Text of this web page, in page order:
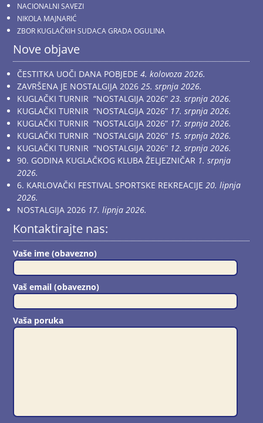
NACIONALNI SAVEZI
NIKOLA MAJNARIĆ
ZBOR KUGLAČKIH SUDACA GRADA OGULINA
Nove objave
ČESTITKA UOČI DANA POBJEDE 4. kolovoza 2026.
ZAVRŠENA JE NOSTALGIJA 2026 25. srpnja 2026.
KUGLAČKI TURNIR “NOSTALGIJA 2026” 23. srpnja 2026.
KUGLAČKI TURNIR “NOSTALGIJA 2026” 17. srpnja 2026.
KUGLAČKI TURNIR “NOSTALGIJA 2026” 17. srpnja 2026.
KUGLAČKI TURNIR “NOSTALGIJA 2026” 15. srpnja 2026.
KUGLAČKI TURNIR “NOSTALGIJA 2026” 12. srpnja 2026.
90. GODINA KUGLAČKOG KLUBA ŽELJEZNIČAR 1. srpnja
2026.
6. KARLOVAČKI FESTIVAL SPORTSKE REKREACIJE 20. lipnja
2026.
NOSTALGIJA 2026 17. lipnja 2026.
Kontaktirajte nas:
Vaše ime (obavezno)
Vaš email (obavezno)
Vaša poruka